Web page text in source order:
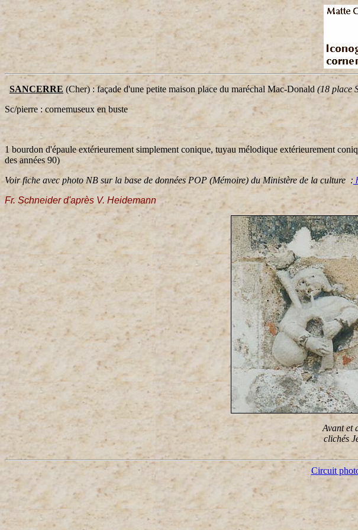
SANCERRE (Cher) : façade d'une petite maison place du maréchal Mac-Donald (18 place
Sc/pierre : cornemuseux en buste
1 bourdon d'épaule extérieurement simplement conique, tuyau mélodique extérieurement
des années 90)
Voir fiche avec photo NB sur la base de données POP (Mémoire) du Ministère de la culture :
Fr. Schneider d'après V. Heidemann
Avant et
clichés
Circuit